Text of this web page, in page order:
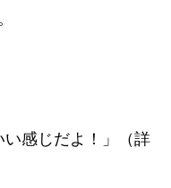
い感じだよ！」（詳